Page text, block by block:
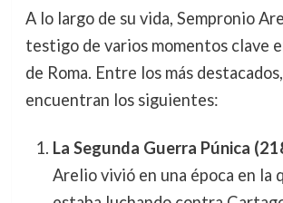
A lo largo de su vida, Sempronio
testigo de varios momentos clave
de Roma. Entre los más
encuentran los siguientes:
La Segunda Guerra Púnica
Arelio vivió en una época en la